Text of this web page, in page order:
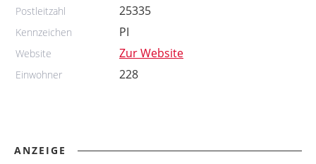
Postleitzahl 25335
Kennzeichen PI
Website Zur Website
Einwohner 228
ANZEIGE